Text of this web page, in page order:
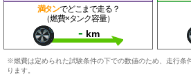
満タンでどこまで走る？
（燃費×タンク容量）
- km
※燃費は定められた試験条件の下での数値のため、走行条
ります。